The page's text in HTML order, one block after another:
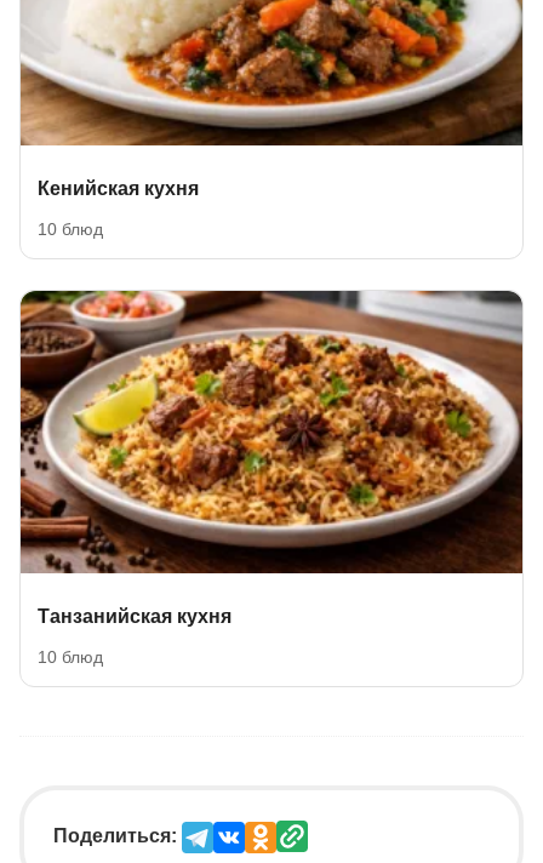
Кенийская кухня
10 блюд
Танзанийская кухня
10 блюд
Поделиться: